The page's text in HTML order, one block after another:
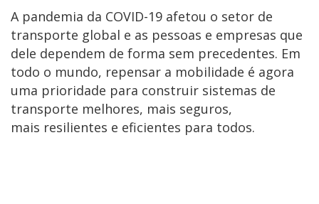
A pandemia da COVID-19 afetou o setor de
transporte global e as pessoas e empresas que
dele dependem de forma sem precedentes. Em
todo o mundo, repensar a mobilidade é agora
uma prioridade para construir sistemas de
transporte melhores, mais seguros,
mais resilientes e eficientes para todos.